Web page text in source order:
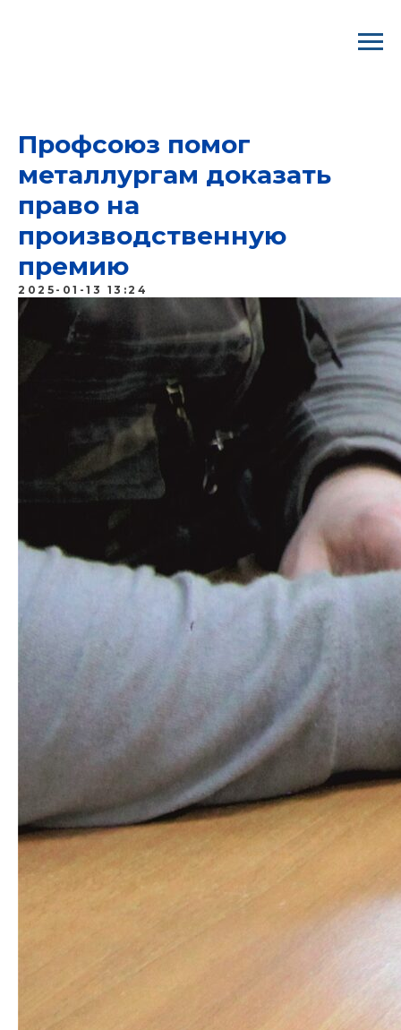
Профсоюз помог
металлургам доказать
право на
производственную
премию
2025-01-13 13:24